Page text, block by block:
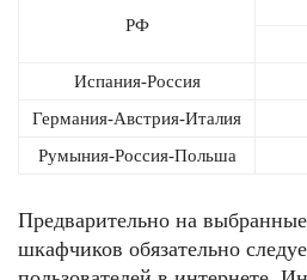
РФ
Испания-Россия
Германия-Австрия-Италия
Румыния-Россия-Польша
Предварительно на
шкафчиков обязательно